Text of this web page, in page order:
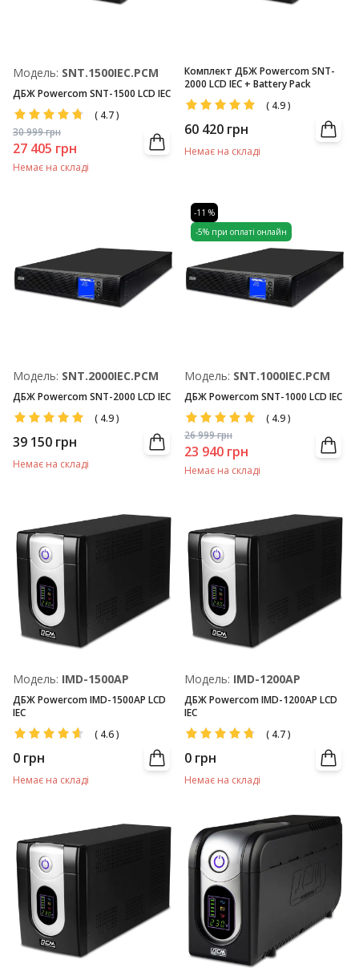
Модель: SNT.1500IEC.PCM
ДБЖ Powercom SNT-1500 LCD IEC
( 4.7)
30 999грн
27 405 грн
Немає на складі
Комплект ДБЖ Powercom SNT-
2000 LCD IEC + Battery Pack
( 4.9)
60 420 грн
Немає на складі
Модель: SNT.2000IEC.PCM
ДБЖ Powercom SNT-2000 LCD IEC
( 4.9)
39 150 грн
Немає на складі
-11 %
-5% при оплаті онлайн
Модель: SNT.1000IEC.PCM
ДБЖ Powercom SNT-1000 LCD IEC
( 4.9)
26 999грн
23 940 грн
Немає на складі
Модель: IMD-1500AP
ДБЖ Powercom IMD-1500AP LCD
IEC
( 4.6)
0 грн
Немає на складі
Модель: IMD-1200AP
ДБЖ Powercom IMD-1200AP LCD
IEC
( 4.7)
0 грн
Немає на складі